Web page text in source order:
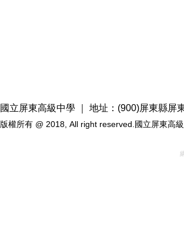
國立屏東高級中學 ｜ 地址：(900)屏東縣屏
版權所有 @ 2018, All right reserved.國立屏東高